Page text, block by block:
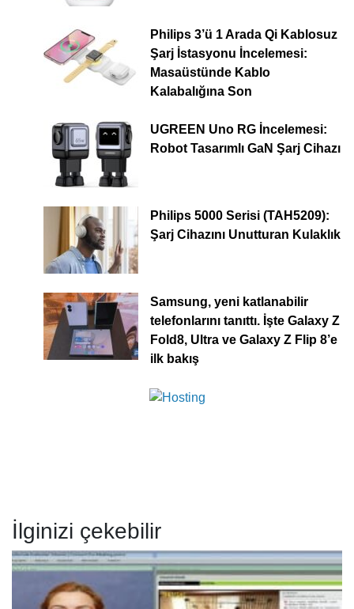
Philips 3’ü 1 Arada Qi Kablosuz
Şarj İstasyonu İncelemesi:
Masaüstünde Kablo
Kalabalığına Son
UGREEN Uno RG İncelemesi:
Robot Tasarımlı GaN Şarj Cihazı
Philips 5000 Serisi (TAH5209):
Şarj Cihazını Unutturan Kulaklık
Samsung, yeni katlanabilir
telefonlarını tanıttı. İşte Galaxy Z
Fold8, Ultra ve Galaxy Z Flip 8’e
ilk bakış
İlginizi çekebilir